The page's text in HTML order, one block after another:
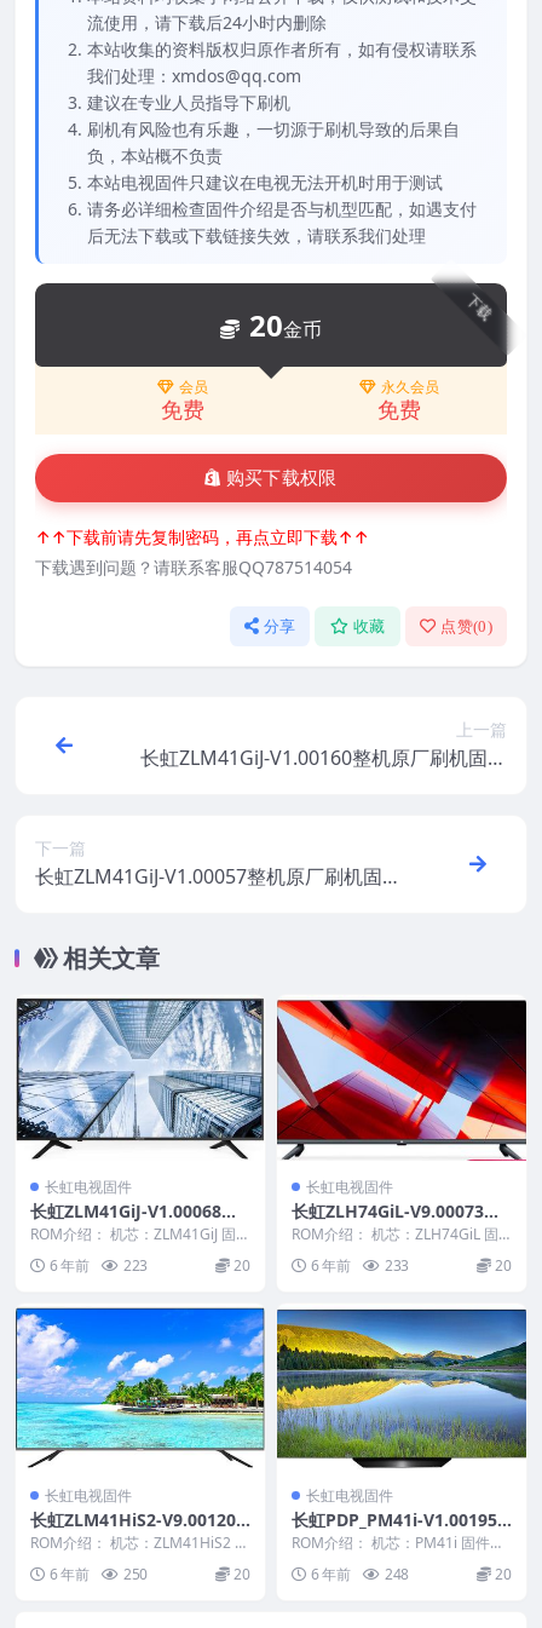
流使用，请下载后24小时内删除
本站收集的资料版权归原作者所有，如有侵权请联系
我们处理：xmdos@qq.com
建议在专业人员指导下刷机
刷机有风险也有乐趣，一切源于刷机导致的后果自
负，本站概不负责
本站电视固件只建议在电视无法开机时用于测试
请务必详细检查固件介绍是否与机型匹配，如遇支付
后无法下载或下载链接失效，请联系我们处理
下载
20金币
会员
免费
永久会员
免费
购买下载权限
↑↑下载前请先复制密码，再点立即下载↑↑
下载遇到问题？请联系客服QQ787514054
分享 收藏 点赞(0)
上一篇
长虹ZLM41GiJ-V1.00160整机原厂刷机固件
下一篇
长虹ZLM41GiJ-V1.00057整机原厂刷机固件
相关文章
长虹电视固件
长虹ZLM41GiJ-V1.00068整
机原厂刷机固件下载
ROM介绍： 机芯：ZLM41GiJ 固件
版本：V1.00068 适用机型：请
以...6 年前 223 20
长虹电视固件
长虹ZLH74GiL-V9.00073整
机原厂刷机固件下载
ROM介绍： 机芯：ZLH74GiL 固
件版本：V9.00073 适用机型：请
以...6 年前 233 20
长虹电视固件
长虹ZLM41HiS2-V9.00120
（工程机)整机原厂刷机固件
下载
ROM介绍： 机芯：ZLM41HiS2 固
件版本：V9.00120 适用机型：
请...6 年前 250 20
长虹电视固件
长虹PDP_PM41i-V1.00195
整机原厂刷机固件下载
ROM介绍： 机芯：PM41i 固件版
本：V1.00195 适用机型：请以机
芯为...6 年前 248 20